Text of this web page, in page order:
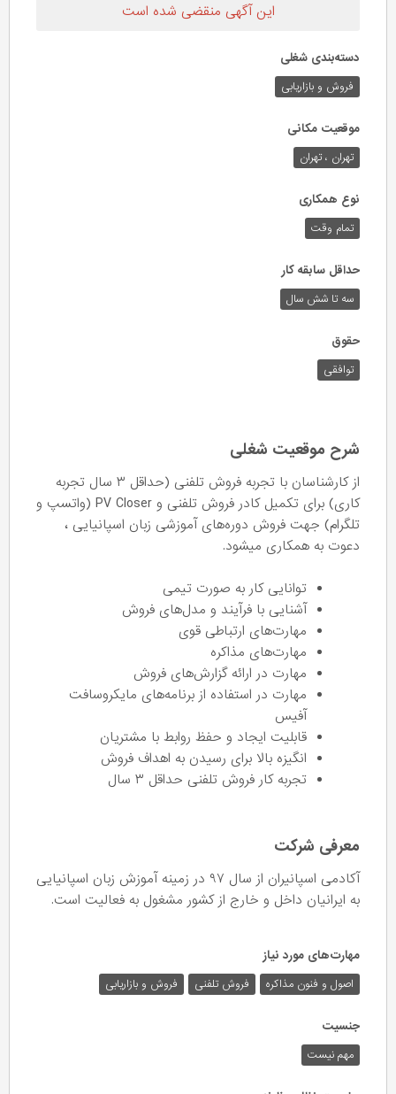
این آگهی منقضی شده است
دسته‌بندی شغلی
فروش و بازاریابی
موقعیت مکانی
تهران ، تهران
نوع همکاری
تمام وقت
حداقل سابقه کار
سه تا شش سال
حقوق
توافقی
شرح موقعیت شغلی
از کارشناسان با تجربه فروش تلفنی (حداقل ۳ سال تجربه
کاری) برای تکمیل کادر فروش تلفنی و PV Closer (واتسپ و
تلگرام) جهت فروش دوره‌های آموزشی زبان اسپانیایی ،
دعوت به همکاری میشود.
توانایی کار به صورت تیمی
آشنایی با فرآیند و مدل‌های فروش
مهارت‌های ارتباطی قوی
مهارت‌های مذاکره
مهارت در ارائه گزارش‌های فروش
مهارت در استفاده از برنامه‌های مایکروسافت
آفیس
قابلیت ایجاد و حفظ روابط با مشتریان
انگیزه بالا برای رسیدن به اهداف فروش
تجربه کار فروش تلفنی حداقل ۳ سال
معرفی شرکت
آکادمی اسپانیران از سال ۹۷ در زمینه آموزش زبان اسپانیایی
به ایرانیان داخل و خارج از کشور مشغول به فعالیت است.
مهارت‌های مورد نیاز
اصول و فنون مذاکره فروش تلفنی فروش و بازاریابی
جنسیت
مهم نیست